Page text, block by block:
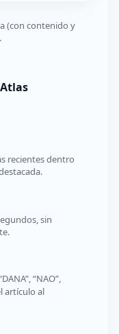
(con contenido y
Atlas
recientes dentro
sin
“NAO”,
artículo al